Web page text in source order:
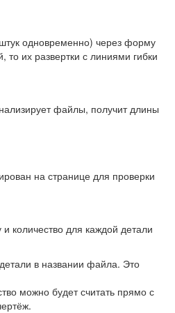
одновременно) через форму
то их развертки с линиями гибки
файлы, получит длины
на странице для проверки
количество для каждой детали
в названии файла. Это
можно будет считать прямо с